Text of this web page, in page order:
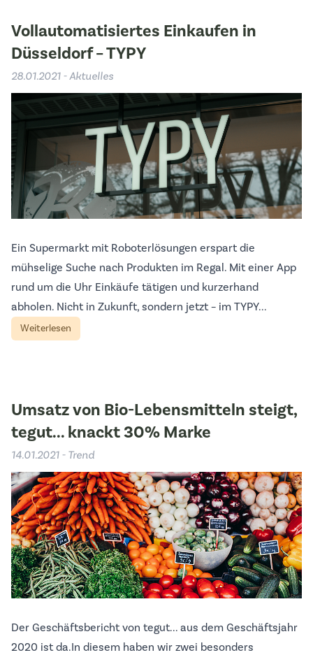
Vollautomatisiertes Einkaufen in
Düsseldorf – TYPY
28.01.2021 - Aktuelles
Ein Supermarkt mit Roboterlösungen erspart die
mühselige Suche nach Produkten im Regal. Mit einer App
rund um die Uhr Einkäufe tätigen und kurzerhand
abholen. Nicht in Zukunft, sondern jetzt – im TYPY...
Weiterlesen
Umsatz von Bio-Lebensmitteln steigt,
tegut... knackt 30% Marke
14.01.2021 - Trend
Der Geschäftsbericht von tegut... aus dem Geschäftsjahr
2020 ist da.In diesem haben wir zwei besonders